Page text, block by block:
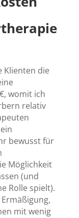
Klienten die
womit ich
relativ
bewusst für
Möglichkeit
(und
Rolle spielt).
mit wenig